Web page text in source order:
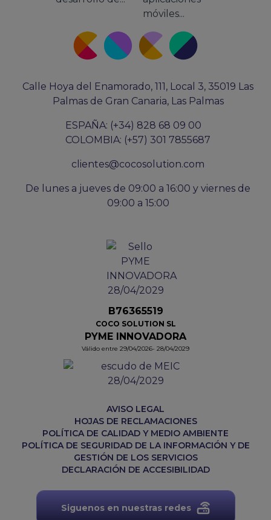
móviles...
Calle Hoya del Enamorado, 111, Local 3, 35019 Las
Palmas de Gran Canaria, Las Palmas
ESPAÑA: (+34) 828 68 09 00
COLOMBIA: (+57) 301 7855687
clientes@cocosolution.com
De lunes a jueves de 09:00 a 16:00 y viernes de
09:00 a 15:00
B76365519
COCO SOLUTION SL
PYME INNOVADORA
Válido entre 29/04/2026- 28/04/2029
AVISO LEGAL
HOJAS DE RECLAMACIONES
POLÍTICA DE CALIDAD Y MEDIO AMBIENTE
POLÍTICA DE SEGURIDAD DE LA INFORMACIÓN Y DE
GESTIÓN DE LOS SERVICIOS
DECLARACIÓN DE ACCESIBILIDAD
Siguenos en nuestras redes